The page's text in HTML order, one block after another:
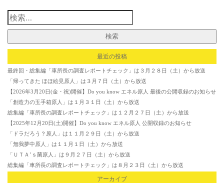
最近の投稿
最終回・総集編「車所長の調査レポートチェック」は３月２８日（土）から放送
「帰ってきた ほほ絵見原人」は３月７日（土）から放送
【2026年3月20日(金・祝)開催】Do you know エネル原人 最後の公開収録のお知らせ
「創造力の玉手箱原人」は１月３１日（土）から放送
総集編「車所長の調査レポートチェック」は１２月２７日（土）から放送
【2025年12月20日(土)開催】Do you know エネル原人 公開収録のお知らせ
「ドラだろう？原人」は１１月２９日（土）から放送
「無我夢中原人」は１１月１日（土）から放送
「ＵＴＡ’ｓ菌原人」は９月２７日（土）から放送
総集編「車所長の調査レポートチェック」は８月２３日（土）から放送
アーカイブ